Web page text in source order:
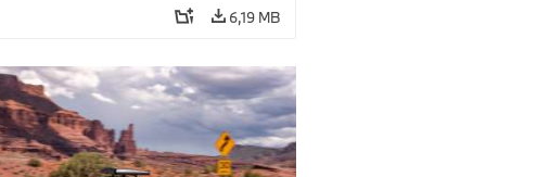
6,19 MB